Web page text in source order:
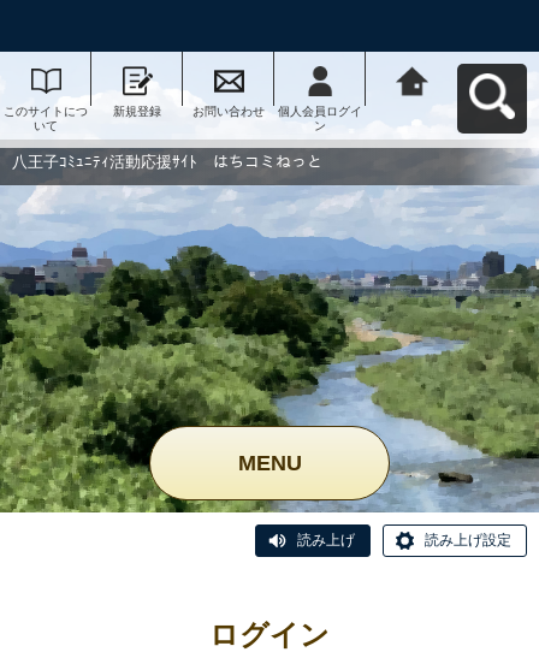
このサイトにつ
いて
新規登録 お問い合わせ
個人会員ログイ
ン
動応援ｻｲﾄ はち
コミねっとへ戻
八王子ｺﾐｭﾆﾃｨ活動応援ｻｲﾄ はちコミねっと
MENU
読み上げ 読み上げ設定
ログイン